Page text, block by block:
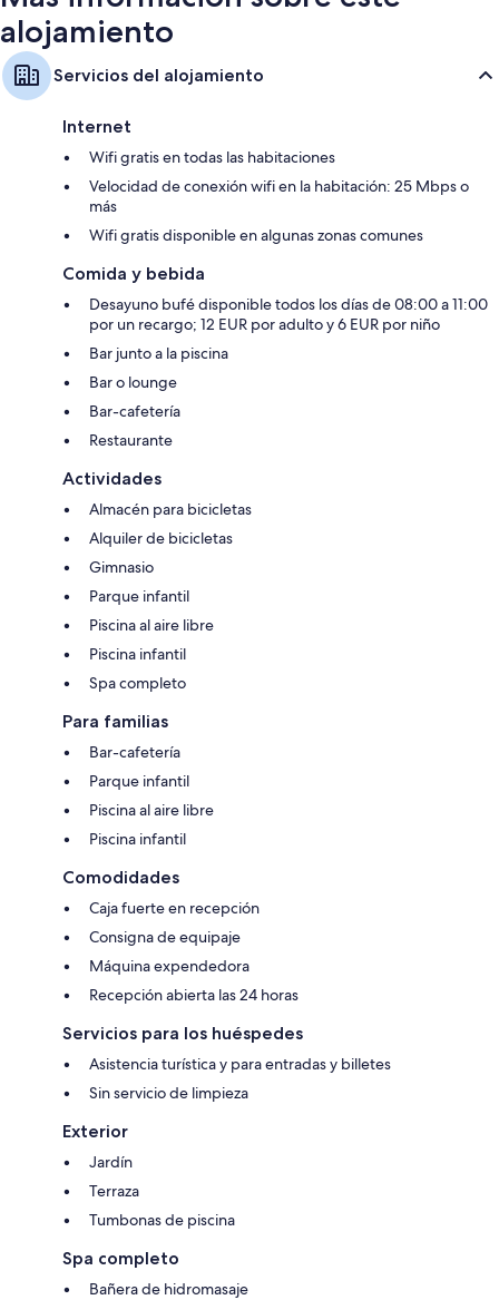
alojamiento
Servicios del alojamiento
Internet
Wifi gratis en todas las habitaciones
Velocidad de conexión wifi en la habitación: 25 Mbps o
más
Wifi gratis disponible en algunas zonas comunes
Comida y bebida
Desayuno bufé disponible todos los días de 08:00 a 11:00
por un recargo; 12 EUR por adulto y 6 EUR por niño
Bar junto a la piscina
Bar o lounge
Bar-cafetería
Restaurante
Actividades
Almacén para bicicletas
Alquiler de bicicletas
Gimnasio
Parque infantil
Piscina al aire libre
Piscina infantil
Spa completo
Para familias
Bar-cafetería
Parque infantil
Piscina al aire libre
Piscina infantil
Comodidades
Caja fuerte en recepción
Consigna de equipaje
Máquina expendedora
Recepción abierta las 24 horas
Servicios para los huéspedes
Asistencia turística y para entradas y billetes
Sin servicio de limpieza
Exterior
Jardín
Terraza
Tumbonas de piscina
Spa completo
Bañera de hidromasaje